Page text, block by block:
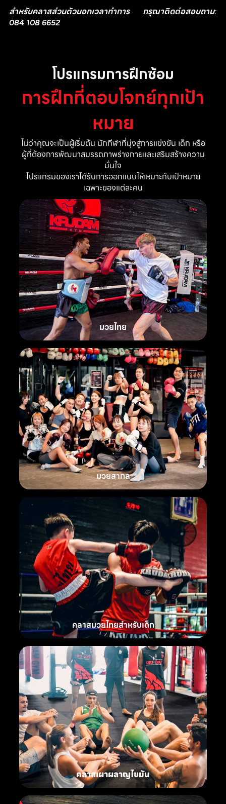
สำหรับคลาสส่วนตัวนอกเวลาทำการ กรุณาติดต่อสอบถาม:
084 108 6652
โปรแกรมการฝึกซ้อม
การฝึกที่ตอบโจทย์ทุกเป้า
หมาย
ไม่ว่าคุณจะเป็นผู้เริ่มต้น นักกีฬาที่มุ่งสู่การแข่งขัน เด็ก หรือ
ผู้ที่ต้องการพัฒนาสมรรถภาพร่างกายและเสริมสร้างความ
มั่นใจ
โปรแกรมของเราได้รับการออกแบบให้เหมาะกับเป้าหมาย
เฉพาะของแต่ละคน
มวยไทย
มวยสากล
คลาสมวยไทยสำหรับเด็ก
คลาสเผาผลาญไขมัน